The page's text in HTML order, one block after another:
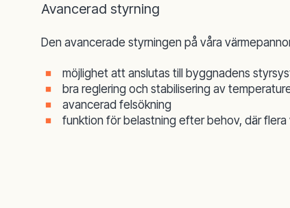
Avancerad styrning
Den avancerade styrningen på våra
möjlighet att anslutas till byggnadens
bra reglering och stabilisering av
avancerad felsökning
funktion för belastning efter behov, där